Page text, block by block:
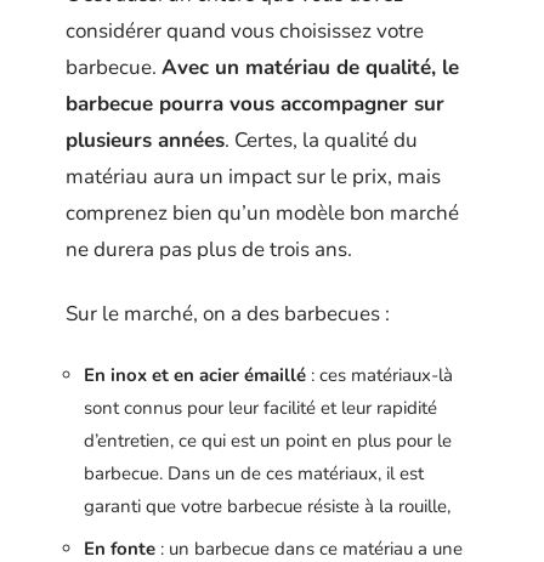
considérer quand vous choisissez votre
barbecue. Avec un matériau de qualité, le
barbecue pourra vous accompagner sur
plusieurs années. Certes, la qualité du
matériau aura un impact sur le prix, mais
comprenez bien qu’un modèle bon marché
ne durera pas plus de trois ans.
Sur le marché, on a des barbecues :
En inox et en acier émaillé : ces matériaux-là
sont connus pour leur facilité et leur rapidité
d’entretien, ce qui est un point en plus pour le
barbecue. Dans un de ces matériaux, il est
garanti que votre barbecue résiste à la rouille,
En fonte : un barbecue dans ce matériau a une